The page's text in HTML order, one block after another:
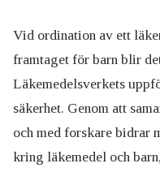
Vid ordination av ett
framtaget för barn blir
Läkemedelsverkets
säkerhet. Genom att
och med forskare bidrar
kring läkemedel och